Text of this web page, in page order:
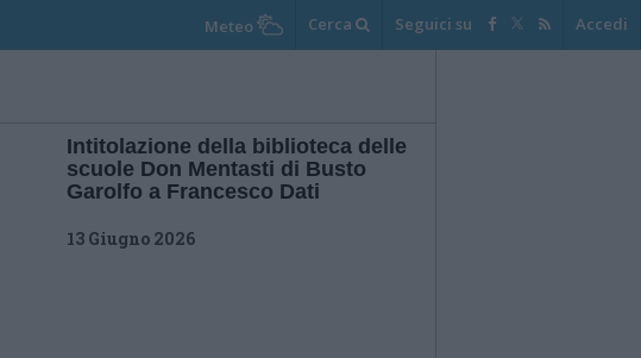
Meteo Cerca Seguici su Accedi
Intitolazione della biblioteca delle
scuole Don Mentasti di Busto
Garolfo a Francesco Dati
13 Giugno 2026